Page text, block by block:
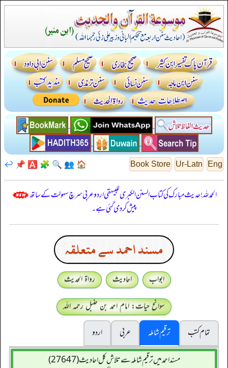
Eng
Ur-Latn
Book Store
🏠
👥
🔍
🧩
🅰️
📌
↩️
الحمدللہ! حدیث مبارک کی کتاب السنن الكبرى للبيهقي اردو عربی سرچ سہولت کے ساتھ
پیش کر دی گئی ہے۔
مسند احمد سے متعلقہ
ابواب احادیث
رواۃ الحدیث
سوانح حیات: امام احمد بن حنبل رحمہ اللہ
تمام کتب
ترقیم شاملہ عربی
اردو
مسند احمد میں ترقیم شاملہ سے تلاش کل احادیث (27647)